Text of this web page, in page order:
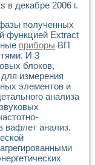
полигармонической
принципа действия
принимаемых решений в
систем» и
электрических
характеристик на
теории Коммутации
работы
в среде
проекта
практикумов
и
в декабре 2006 г.
полученных
функцией Extract
приборы ВП
И 3
блоков,
измерения
элементов и
анализа
вафлет анализ.